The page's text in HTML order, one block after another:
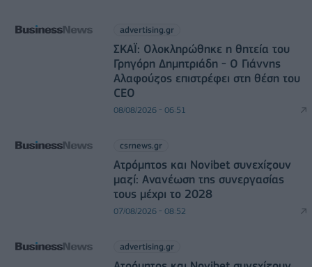
advertising.gr
ΣΚΑΪ: Ολοκληρώθηκε η θητεία του
Γρηγόρη Δημητριάδη - Ο Γιάννης
Αλαφούζος επιστρέφει στη θέση του
CEO
08/08/2026 - 06:51
csrnews.gr
Ατρόμητος και Novibet συνεχίζουν
μαζί: Ανανέωση της συνεργασίας
τους μέχρι το 2028
07/08/2026 - 08:52
advertising.gr